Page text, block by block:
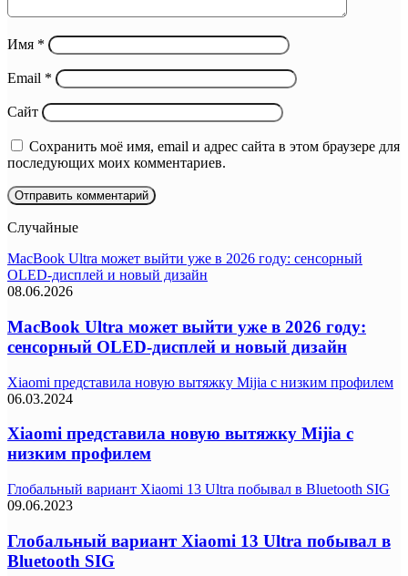
Имя *
Email *
Сайт
Сохранить моё имя, email и адрес сайта в этом браузере для
последующих моих комментариев.
Случайные
MacBook Ultra может выйти уже в 2026 году: сенсорный
OLED-дисплей и новый дизайн
08.06.2026
MacBook Ultra может выйти уже в 2026 году:
сенсорный OLED-дисплей и новый дизайн
Xiaomi представила новую вытяжку Mijia с низким профилем
06.03.2024
Xiaomi представила новую вытяжку Mijia с
низким профилем
Глобальный вариант Xiaomi 13 Ultra побывал в Bluetooth SIG
09.06.2023
Глобальный вариант Xiaomi 13 Ultra побывал в
Bluetooth SIG